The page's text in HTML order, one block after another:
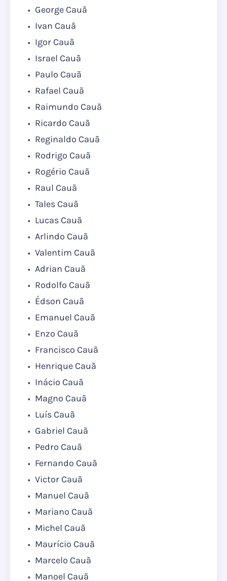
George Cauã
Ivan Cauã
Igor Cauã
Israel Cauã
Paulo Cauã
Rafael Cauã
Raimundo Cauã
Ricardo Cauã
Reginaldo Cauã
Rodrigo Cauã
Rogério Cauã
Raul Cauã
Tales Cauã
Lucas Cauã
Arlindo Cauã
Valentim Cauã
Adrian Cauã
Rodolfo Cauã
Édson Cauã
Emanuel Cauã
Enzo Cauã
Francisco Cauã
Henrique Cauã
Inácio Cauã
Magno Cauã
Luís Cauã
Gabriel Cauã
Pedro Cauã
Fernando Cauã
Victor Cauã
Manuel Cauã
Mariano Cauã
Michel Cauã
Maurício Cauã
Marcelo Cauã
Manoel Cauã